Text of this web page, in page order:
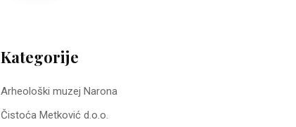
Kategorije
Arheološki muzej Narona
Čistoća Metković d.o.o.